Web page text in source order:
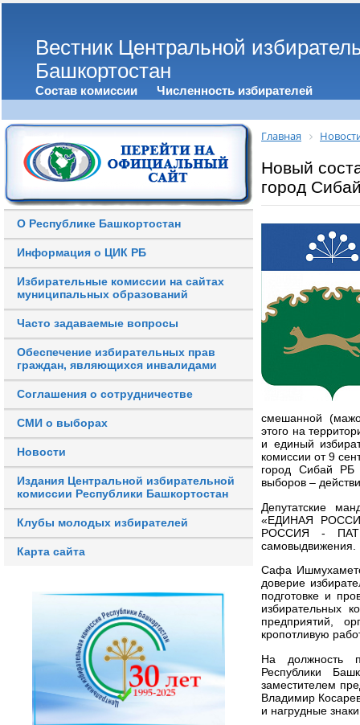
Вестник Центральной
Башкортостан
Состав комиссии Численность избирателей
О Республике Башкортостан
Информация о ЦИК РБ
Избирательные комиссии на сайтах
муниципальных образований
Часто задаваемые вопросы
Обеспечение избирательных прав
граждан, являющихся инвалидами
Соглашения о сотрудничестве
СМИ о выборах
Новости
Издания Центральной избирательной
комиссии Республики Башкортостан
Клубы молодых избирателей
Карта сайта
Главная
Новый
город
смешанной
этого на
и единый
комиссии от 9
город Сибай РБ
выборов –
Депутатские
«ЕДИНАЯ
РОССИЯ -
самовыдвижения.
Сафа
доверие
подготовке и
избирательных
предприятий,
кропотливую
На должность
Республики
заместителем
Владимир
и нагрудные